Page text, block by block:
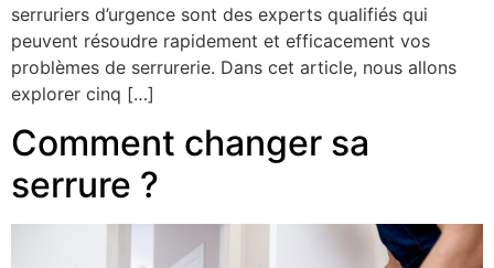
serruriers d’urgence sont des experts qualifiés qui
peuvent résoudre rapidement et efficacement vos
problèmes de serrurerie. Dans cet article, nous allons
explorer cinq […]
Comment changer sa
serrure ?